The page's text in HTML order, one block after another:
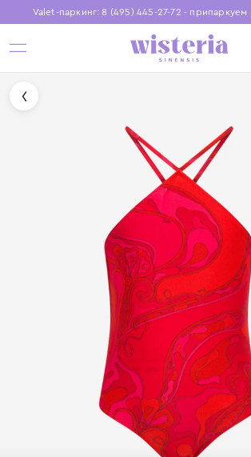
Valet-паркинг: 8 (495) 445-27-72 -
Бесплатная доставка при заказе от
Установите приложение, чтобы покупки